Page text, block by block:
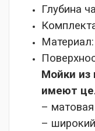
Глубина
Материал:
Мойки из
имеют
– матовая
–